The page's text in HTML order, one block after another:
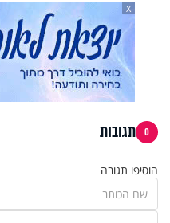
X
0 תגובות
הוסיפו תגובה